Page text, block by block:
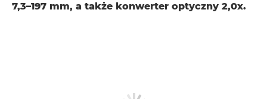
7,3–197 mm, a także konwerter optyczny 2,0x.